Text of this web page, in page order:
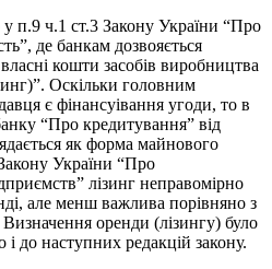
п.9 ч.1 ст.3 Закону України “Про
де банкам дозвояється
кошти засобів виробництва
Оскільки головним
є фінансуівання угоди, то в
“Про кредитування” від
як форма майнового
України “Про
лізинг неправомірно
але менш важлива порівняно з
оренди (лізингу) було
до наступних редакцій закону.